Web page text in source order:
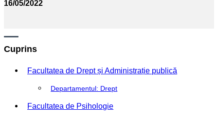
16/05/2022
Cuprins
Facultatea de Drept și Administrație publică
Departamentul: Drept
Facultatea de Psihologie